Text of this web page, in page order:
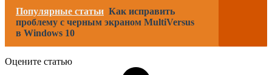
Популярные статьи Как исправить
проблему с черным экраном MultiVersus
в Windows 10
Оцените статью